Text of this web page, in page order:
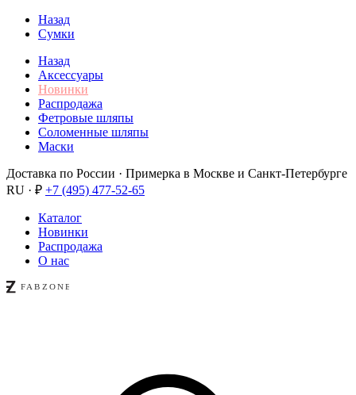
Назад
Сумки
Назад
Аксессуары
Новинки
Распродажа
Фетровые шляпы
Соломенные шляпы
Маски
Доставка по России · Примерка в Москве и Санкт-Петербурге
RU · ₽ +7 (495) 477-52-65
Каталог
Новинки
Распродажа
О нас